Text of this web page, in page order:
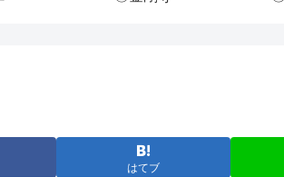
はてブ